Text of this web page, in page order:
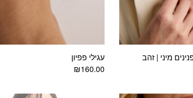
עגילי פפיון
₪160.00